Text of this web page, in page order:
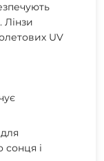
Лінзи
UV
сонця і